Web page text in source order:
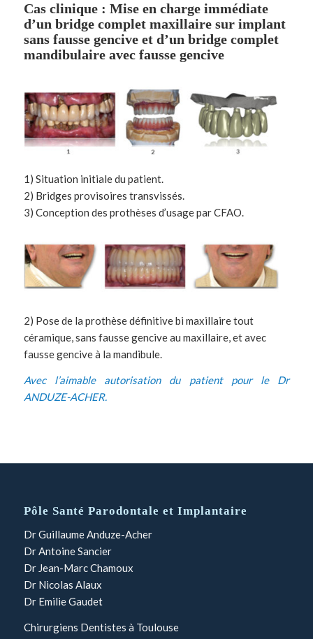
Cas clinique : Mise en charge immédiate
d’un bridge complet maxillaire sur implant
sans fausse gencive et d’un bridge complet
mandibulaire avec fausse gencive
1) Situation initiale du patient.
2) Bridges provisoires transvissés.
3) Conception des prothèses d’usage par CFAO.
2) Pose de la prothèse définitive bi maxillaire tout
céramique, sans fausse gencive au maxillaire, et avec
fausse gencive à la mandibule.
Avec l’aimable autorisation du patient pour le Dr
ANDUZE-ACHER.
Pôle Santé Parodontale et Implantaire
Dr Guillaume Anduze-Acher
Dr Antoine Sancier
Dr Jean-Marc Chamoux
Dr Nicolas Alaux
Dr Emilie Gaudet
Chirurgiens Dentistes à Toulouse